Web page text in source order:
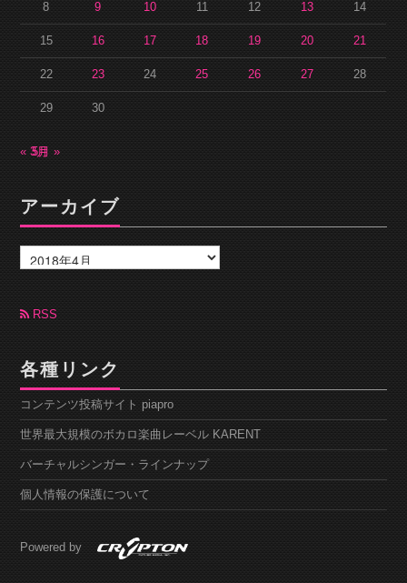
8 9 10 11 12 13 14
15 16 17 18 19 20 21
22 23 24 25 26 27 28
29 30
« 3月5月 »
アーカイブ
ー
カ
ブRSS
各種リンク
コンテンツ投稿サイト piapro
世界最大規模のボカロ楽曲レーベル KARENT
バーチャルシンガー・ラインナップ
個人情報の保護について
Powered by